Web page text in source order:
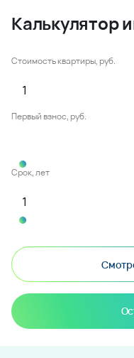
Калькулятор
Стоимость квартиры, руб.
Первый взнос, руб.
Срок, лет